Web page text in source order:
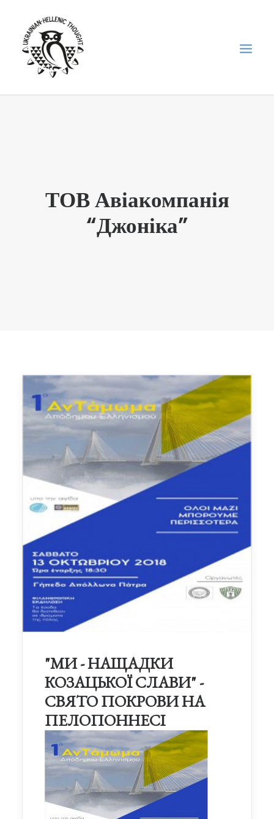
ПРО НАС
“ВІСНИК”/”ΑΓΓΕΛΙΑΦΌΡΟΣ”
ТОВ Авіакомпанія
“Джоніка”
"МИ - НАЩАДКИ
КОЗАЦЬКОЇ СЛАВИ" -
СВЯТО ПОКРОВИ НА
ПЕЛОПОННЕСІ